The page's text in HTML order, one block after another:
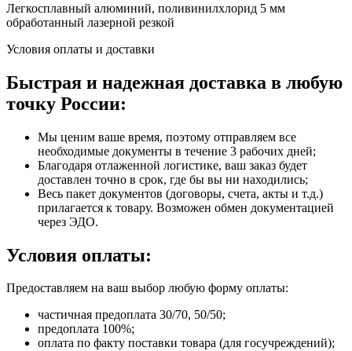
Легкосплавный алюминий, поливинилхлорид 5 мм
обработанный лазерной резкой
Условия оплаты и доставки
Быстрая и надежная доставка в любую
точку России:
Мы ценим ваше время, поэтому отправляем все
необходимые документы в течение 3 рабочих дней;
Благодаря отлаженной логистике, ваш заказ будет
доставлен точно в срок, где бы вы ни находились;
Весь пакет документов (договоры, счета, акты и т.д.)
прилагается к товару. Возможен обмен документацией
через ЭДО.
Условия оплаты:
Предоставляем на ваш выбор любую форму оплаты:
частичная предоплата 30/70, 50/50;
предоплата 100%;
оплата по факту поставки товара (для госучреждений);